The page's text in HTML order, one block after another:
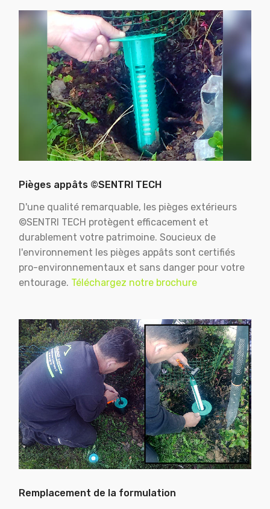
Pièges appâts ©SENTRI TECH
D'une qualité remarquable, les pièges extérieurs
©SENTRI TECH protègent efficacement et
durablement votre patrimoine. Soucieux de
l'environnement les pièges appâts sont certifiés
pro-environnementaux et sans danger pour votre
entourage. Téléchargez notre brochure
Remplacement de la formulation